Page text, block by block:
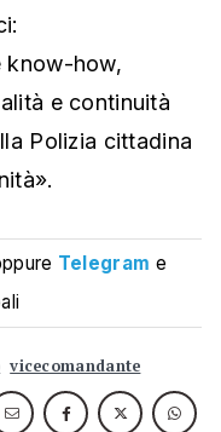
know-how,
e continuità
Polizia cittadina
Telegram e
vicecomandante